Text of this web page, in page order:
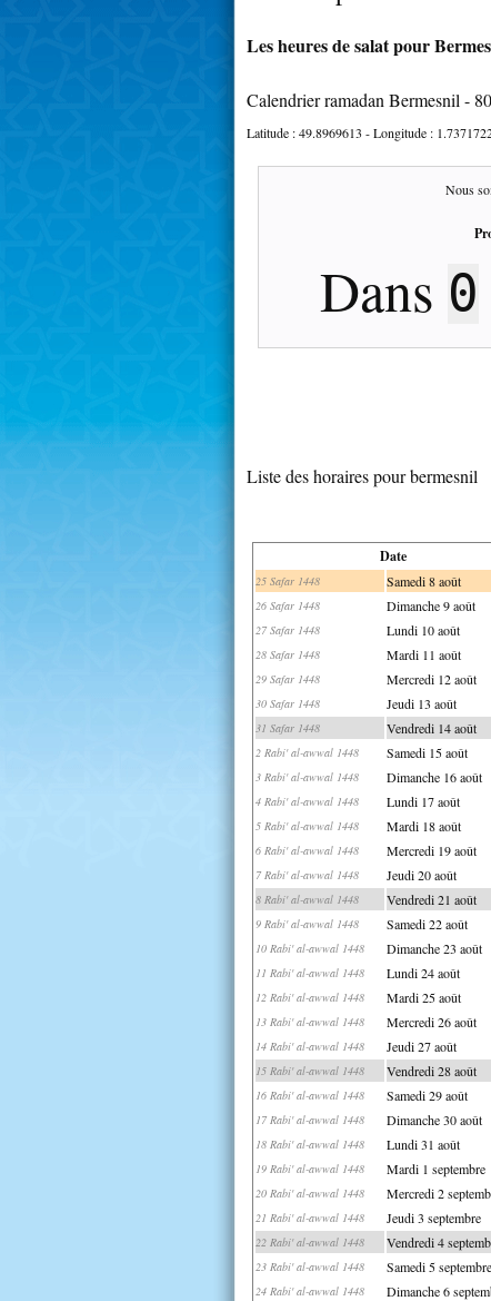
Les heures de salat pour
Calendrier ramadan Bermesnil -
Latitude :49.8969613 - Longitude :
Nous
Dans 0
Liste des horaires pour bermesnil
Date
25 Safar 1448 Samedi 8 août
26 Safar 1448 Dimanche 9 août
27 Safar 1448 Lundi 10 août
28 Safar 1448 Mardi 11 août
29 Safar 1448 Mercredi 12 août
30 Safar 1448 Jeudi 13 août
31 Safar 1448 Vendredi 14 août
2 Rabi' al-awwal 1448 Samedi 15 août
3 Rabi' al-awwal 1448 Dimanche 16 août
4 Rabi' al-awwal 1448 Lundi 17 août
5 Rabi' al-awwal 1448 Mardi 18 août
6 Rabi' al-awwal 1448 Mercredi 19 août
7 Rabi' al-awwal 1448 Jeudi 20 août
8 Rabi' al-awwal 1448 Vendredi 21 août
9 Rabi' al-awwal 1448 Samedi 22 août
10 Rabi' al-awwal 1448 Dimanche 23 août
11 Rabi' al-awwal 1448 Lundi 24 août
12 Rabi' al-awwal 1448 Mardi 25 août
13 Rabi' al-awwal 1448 Mercredi 26 août
14 Rabi' al-awwal 1448 Jeudi 27 août
15 Rabi' al-awwal 1448 Vendredi 28 août
16 Rabi' al-awwal 1448 Samedi 29 août
17 Rabi' al-awwal 1448 Dimanche 30 août
18 Rabi' al-awwal 1448 Lundi 31 août
19 Rabi' al-awwal 1448 Mardi 1 septembre
20 Rabi' al-awwal 1448 Mercredi 2
21 Rabi' al-awwal 1448 Jeudi 3 septembre
22 Rabi' al-awwal 1448 Vendredi 4
23 Rabi' al-awwal 1448 Samedi 5 septembre
24 Rabi' al-awwal 1448 Dimanche 6